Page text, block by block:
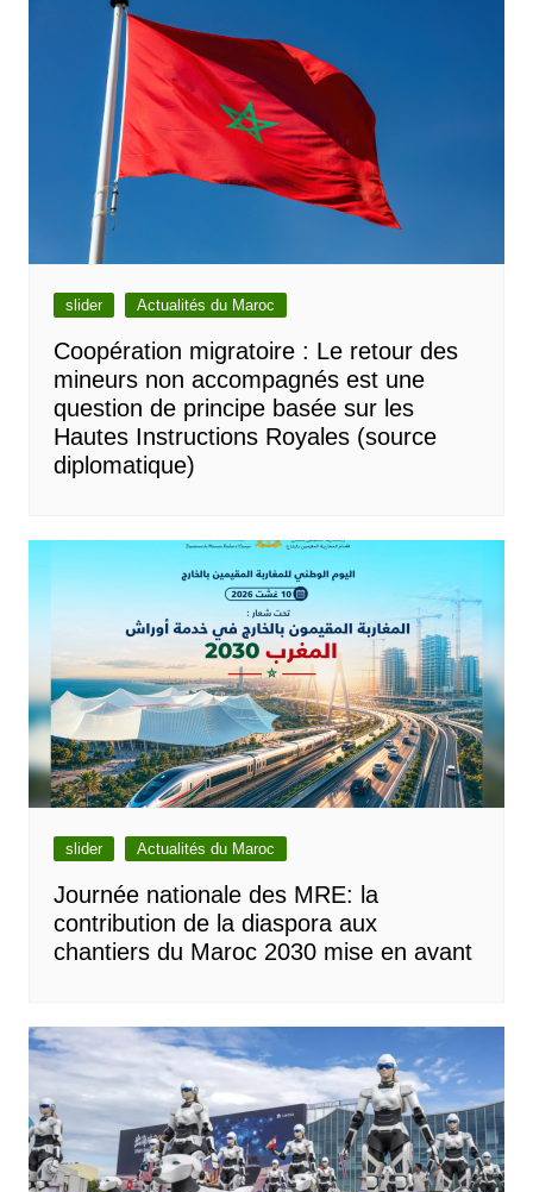
slider Actualités du Maroc
Coopération migratoire : Le retour des
mineurs non accompagnés est une
question de principe basée sur les
Hautes Instructions Royales (source
diplomatique)
slider Actualités du Maroc
Journée nationale des MRE: la
contribution de la diaspora aux
chantiers du Maroc 2030 mise en avant